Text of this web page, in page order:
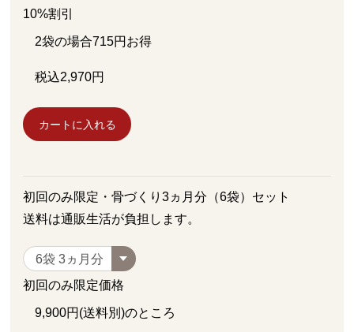
10%割引
2袋の場合715円お得
税込2,970円
カートに入れる
初回のみ限定・骨づくり3ヵ月分（6袋）セット
送料は通販生活が負担します。
初回のみ限定価格
9,900円(送料別)のところ